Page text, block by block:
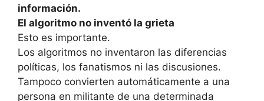
información.
El algoritmo no inventó la grieta
Esto es importante.
Los algoritmos no inventaron las diferencias
políticas, los fanatismos ni las discusiones.
Tampoco convierten automáticamente a una
persona en militante de una determinada